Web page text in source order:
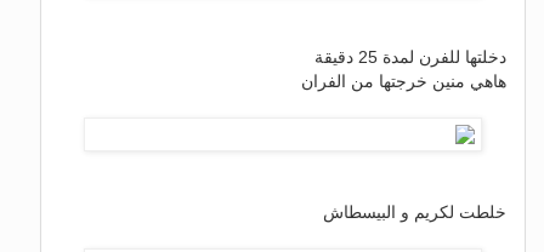
دخلتها للفرن لمدة 25 دقيقة
هاهي منين خرجتها من الفران
خلطت لكريم و البيسطاش